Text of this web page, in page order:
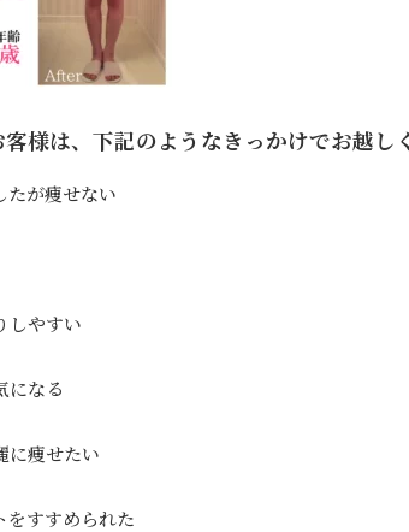
様は、下記のようなきっかけでお越し
たが痩せない
しやすい
になる
に痩せたい
をすすめられた